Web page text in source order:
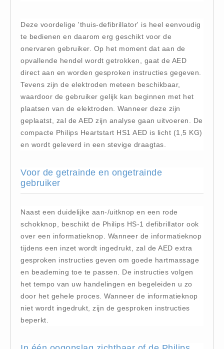
CO2 blussers (2)
Poederblussers (5)
Schuimblussers (6)
CO melders (2)
Rookmelders (8)
Brandmelders - Algemeen (1)
Brandwondmaterialen
Brandwondmaterialen -
Algemeen (9)
CO2 meters
Corona maatregelen
COVID-19 artikelen (0)
COVID-19 artikelen
COVID-19 artikelen (0)
Drogisterij
Geneesmiddelen (0)
Deze voordelige 'thuis-defibrillator' is heel eenvoudig
te bedienen en daarom erg geschikt voor de
onervaren gebruiker. Op het moment dat aan de
opvallende hendel wordt getrokken, gaat de AED
direct aan en worden gesproken instructies gegeven.
Tevens zijn de elektroden meteen beschikbaar,
waardoor de gebruiker gelijk kan beginnen met het
plaatsen van de elektroden. Wanneer deze zijn
geplaatst, zal de AED zijn analyse gaan uitvoeren. De
compacte Philips Heartstart HS1 AED is licht (1,5 KG)
en wordt geleverd in een stevige draagtas.
Voor de getrainde en ongetrainde
gebruiker
Naast een duidelijke aan-/uitknop en een rode
schokknop, beschikt de Philips HS-1 defibrillator ook
over een informatieknop. Wanneer de informatieknop
tijdens een inzet wordt ingedrukt, zal de AED extra
gesproken instructies geven om goede hartmassage
en beademing toe te passen. De instructies volgen
het tempo van uw handelingen en begeleiden u zo
door het gehele proces. Wanneer de informatieknop
niet wordt ingedrukt, zijn de gesproken instructies
beperkt.